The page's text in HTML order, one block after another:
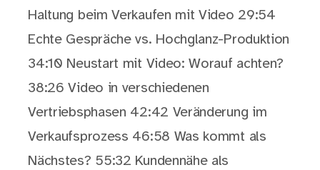
Haltung beim Verkaufen mit Video 29:54
Echte Gespräche vs. Hochglanz-Produktion
34:10 Neustart mit Video: Worauf achten?
38:26 Video in verschiedenen
Vertriebsphasen 42:42 Veränderung im
Verkaufsprozess 46:58 Was kommt als
Nächstes? 55:32 Kundennähe als